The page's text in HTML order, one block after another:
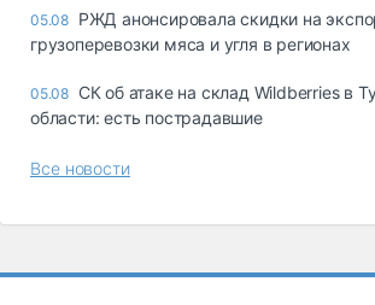
05.08 РЖД анонсировала скидки на
грузоперевозки мяса и угля в регионах
05.08 СК об атаке на склад Wildberries в
области: есть пострадавшие
Все новости